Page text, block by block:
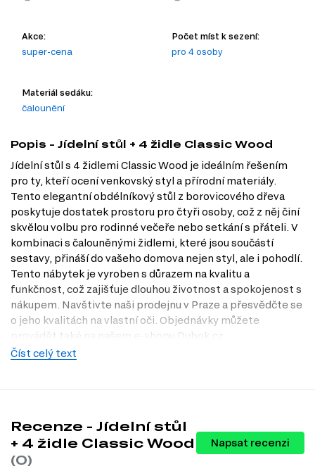
Akce:
super-cena
Počet míst k sezení:
pro 4 osoby
Materiál sedáku:
čalounění
Popis - Jídelní stůl + 4 židle Classic Wood
Jídelní stůl s 4 židlemi Classic Wood je ideálním řešením
pro ty, kteří ocení venkovský styl a přírodní materiály.
Tento elegantní obdélníkový stůl z borovicového dřeva
poskytuje dostatek prostoru pro čtyři osoby, což z něj činí
skvělou volbu pro rodinné večeře nebo setkání s přáteli. V
kombinaci s čalouněnými židlemi, které jsou součástí
sestavy, přináší do vašeho domova nejen styl, ale i pohodlí.
Tento nábytek je vyroben s důrazem na kvalitu a
funkčnost, což zajišťuje dlouhou životnost a spokojenost s
nákupem. Navštivte naši prodejnu v Praze a přesvědčte se
o jeho kvalitách na vlastní oči. Objednávky můžete
provádět také na našem e-shopu Dubok.cz.
Dostupné modifikace produktu
provedení skvěle zapadnou do každého interiéru, dodávají mu
útulnost a harmonii.
Obdélníkový tvar stolu.Poskytuje dostatek místa pro pohodlné
usazení čtyř osob, ideální pro rodinné večeře či oslavy.
Číst celý text
Recenze - Jídelní stůl
+ 4 židle Classic Wood
(0)
Napsat recenzi